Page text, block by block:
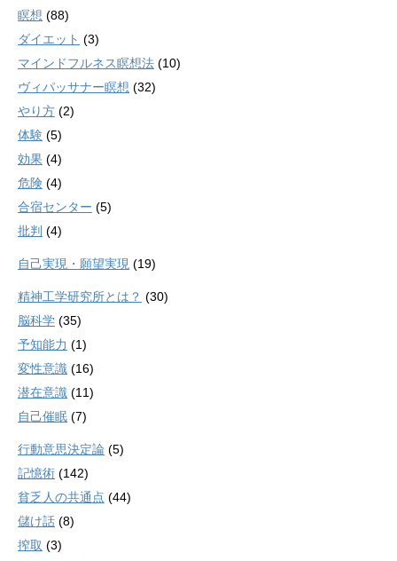
瞑想 (88)
ダイエット (3)
マインドフルネス瞑想法 (10)
ヴィパッサナー瞑想 (32)
やり方 (2)
体験 (5)
効果 (4)
危険 (4)
合宿センター (5)
批判 (4)
自己実現・願望実現 (19)
精神工学研究所とは？ (30)
脳科学 (35)
予知能力 (1)
変性意識 (16)
潜在意識 (11)
自己催眠 (7)
行動意思決定論 (5)
記憶術 (142)
貧乏人の共通点 (44)
儲け話 (8)
搾取 (3)